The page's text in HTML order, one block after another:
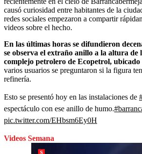
causó curiosidad entre habitantes de la
redes sociales empezaron a compartir
videos sobre el hecho.
En las últimas horas se difundieron
se observa el extraño anillo a la altura de
complejo petrolero de Ecopetrol, ubicado
varios usuarios se preguntaron si la figura
refinería.
Esto se presentó hoy en las instalaciones de
espectáculo con ese anillo de humo.
pic.twitter.com/EHbsm6Ey0H
Videos Semana